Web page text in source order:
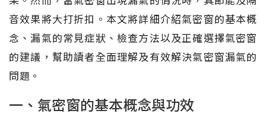
音效果將大打折扣。本文將詳細介紹氣密窗的基本概
念、漏氣的常見症狀、檢查方法以及正確選擇氣密窗
的建議，幫助讀者全面理解及有效解決氣密窗漏氣的
問題。
一、氣密窗的基本概念與功效